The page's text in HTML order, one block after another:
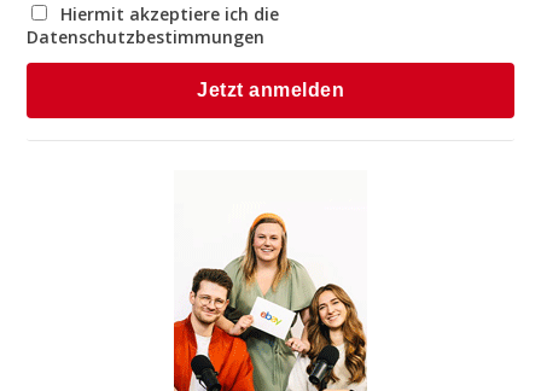
Hiermit akzeptiere ich die
Datenschutzbestimmungen